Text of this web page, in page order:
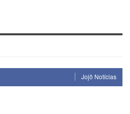
Jojô Notícias